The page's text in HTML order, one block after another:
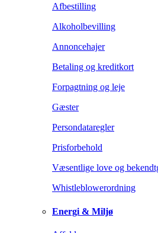
Afbestilling
Alkoholbevilling
Annoncehajer
Betaling og kreditkort
Forpagtning og leje
Gæster
Persondataregler
Prisforbehold
Væsentlige love og
Whistleblowerordning
Energi & Miljø